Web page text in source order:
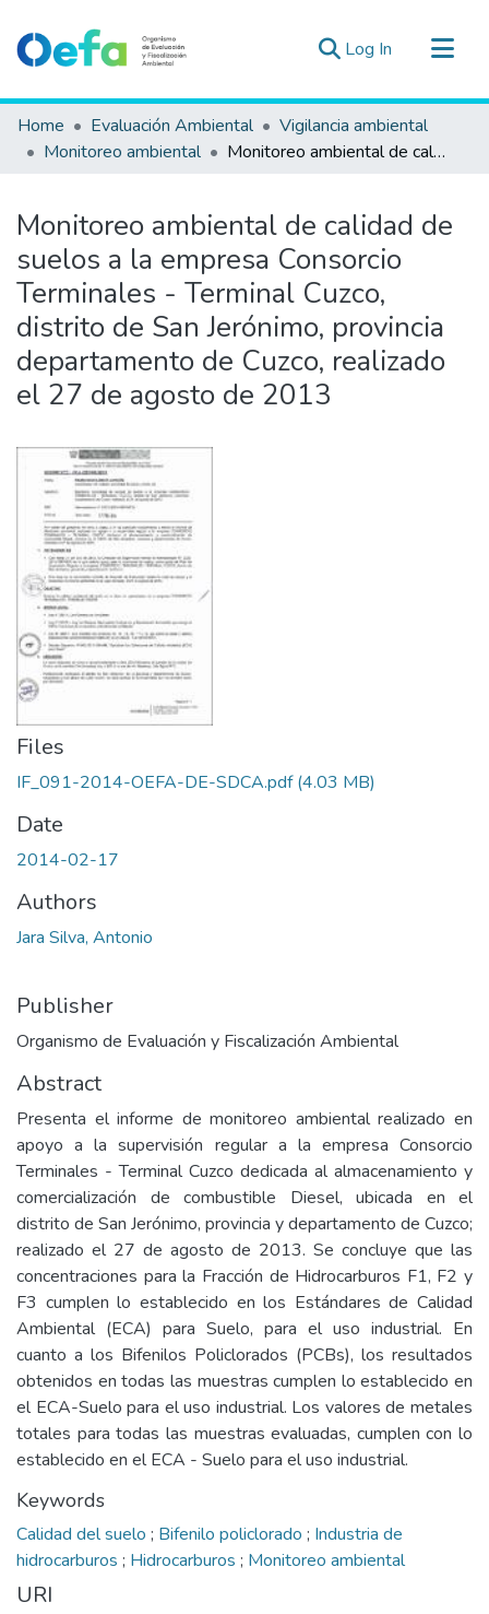
Log In (current)
Communities & Collections
All of DSpace
Estad. Externas
Guias ▾
Home Evaluación Ambiental
Vigilancia ambiental
Monitoreo ambiental
Monitoreo ambiental de calidad de suelos a la empresa Consorcio Terminales - Terminal Cuzco, distrito de San Jerónimo, provincia departamento de Cuzco, realizado el 27 de agosto de 2013
Monitoreo ambiental de calidad de
suelos a la empresa Consorcio
Terminales - Terminal Cuzco,
distrito de San Jerónimo, provincia
departamento de Cuzco, realizado
el 27 de agosto de 2013
Files
IF_091-2014-OEFA-DE-SDCA.pdf(4.03 MB)
Date
2014-02-17
Authors
Jara Silva, Antonio
Publisher
Organismo de Evaluación y Fiscalización Ambiental
Abstract
Presenta el informe de monitoreo ambiental realizado en
apoyo a la supervisión regular a la empresa Consorcio
Terminales - Terminal Cuzco dedicada al almacenamiento y
comercialización de combustible Diesel, ubicada en el
distrito de San Jerónimo, provincia y departamento de Cuzco;
realizado el 27 de agosto de 2013. Se concluye que las
concentraciones para la Fracción de Hidrocarburos F1, F2 y
F3 cumplen lo establecido en los Estándares de Calidad
Ambiental (ECA) para Suelo, para el uso industrial. En
cuanto a los Bifenilos Policlorados (PCBs), los resultados
obtenidos en todas las muestras cumplen lo establecido en
el ECA-Suelo para el uso industrial. Los valores de metales
totales para todas las muestras evaluadas, cumplen con lo
establecido en el ECA - Suelo para el uso industrial.
Keywords
Calidad del suelo ; Bifenilo policlorado ; Industria de
hidrocarburos ; Hidrocarburos ; Monitoreo ambiental
URI